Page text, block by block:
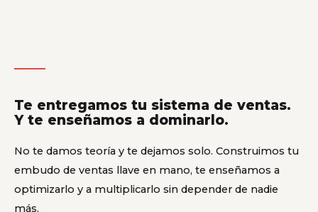
Te entregamos tu sistema de ventas.
Y te enseñamos a dominarlo.
No te damos teoría y te dejamos solo. Construimos tu
embudo de ventas llave en mano, te enseñamos a
optimizarlo y a multiplicarlo sin depender de nadie
más.